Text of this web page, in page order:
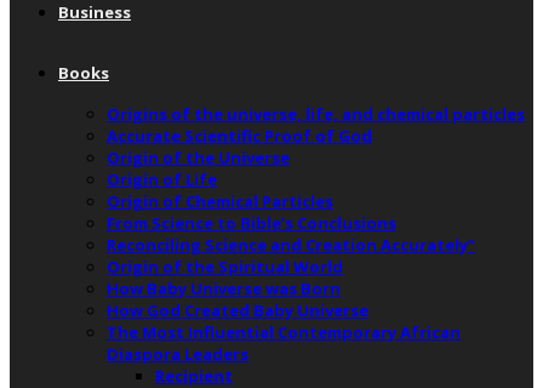
Business
Books
Origins of the universe, life, and chemical particles
Accurate Scientific Proof of God
Origin of the Universe
Origin of Life
Origin of Chemical Particles
From Science to Bible’s Conclusions
Reconciling Science and Creation Accurately”
Origin of the Spiritual World
How Baby Universe was Born
How God Created Baby Universe
The Most Influential Contemporary African
Diaspora Leaders
Recipient